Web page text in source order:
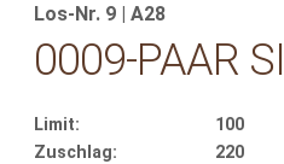
Los-Nr. 9 | A28
0009-PAAR
Limit:
100
Zuschlag:
220